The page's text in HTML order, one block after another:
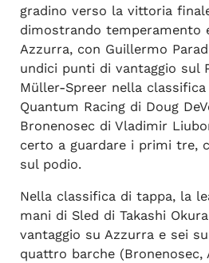
gradino verso la vittoria
dimostrando temperamento
Azzurra, con Guillermo
undici punti di vantaggio sul
Müller-Spreer nella classifica
Quantum Racing di Doug
Bronenosec di Vladimir
certo a guardare i primi tre,
sul podio.
Nella classifica di tappa, la
mani di Sled di Takashi
vantaggio su Azzurra e sei
quattro barche (Bronenosec,